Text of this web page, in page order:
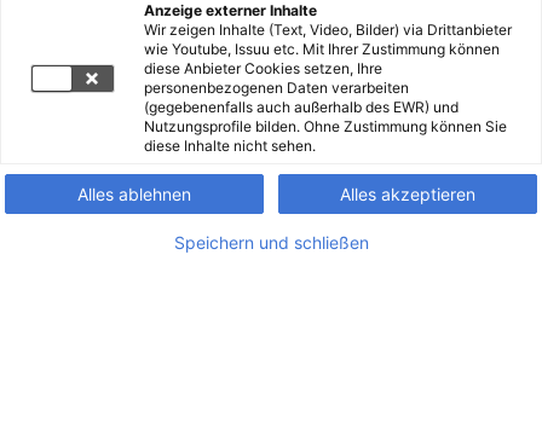
Anzeige externer Inhalte
Wir zeigen Inhalte (Text, Video, Bilder) via Drittanbieter
wie Youtube, Issuu etc. Mit Ihrer Zustimmung können
diese Anbieter Cookies setzen, Ihre
personenbezogenen Daten verarbeiten
(gegebenenfalls auch außerhalb des EWR) und
Nutzungsprofile bilden. Ohne Zustimmung können Sie
diese Inhalte nicht sehen.
Alles ablehnen Alles akzeptieren
Speichern und schließen